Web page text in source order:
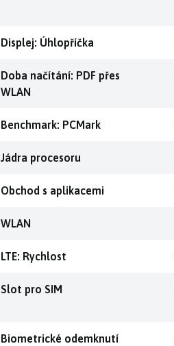
Displej: Úhlopříčka
Doba načítání: PDF přes
WLAN
Benchmark: PCMark
Jádra procesoru
Obchod s aplikacemi
WLAN
LTE: Rychlost
Slot pro SIM
Biometrické odemknutí